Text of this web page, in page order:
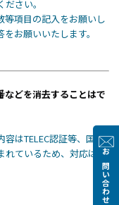
お問い合わせ
さい。
等項目の記入をお願いし
お願いいたします。
などを消去することはで
はTELEC認証等、国内
れているため、対応は出